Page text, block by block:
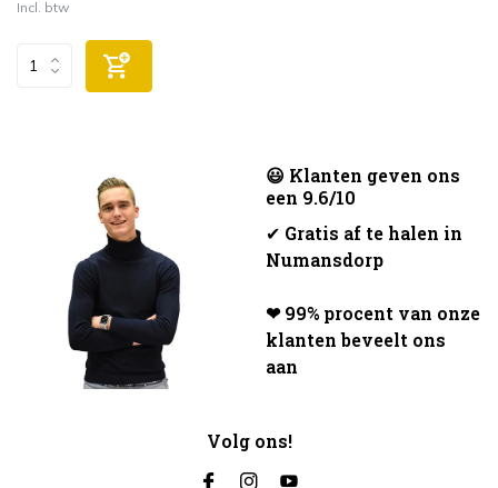
Incl. btw
😃 Klanten geven ons
een 9.6/10
✔ Gratis af te halen in
Numansdorp
❤ 99% procent van onze
klanten beveelt ons
aan
Volg ons!